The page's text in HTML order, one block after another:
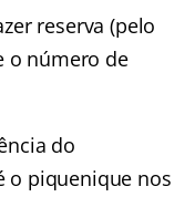
reserva (pelo
o número de
do
o piquenique nos